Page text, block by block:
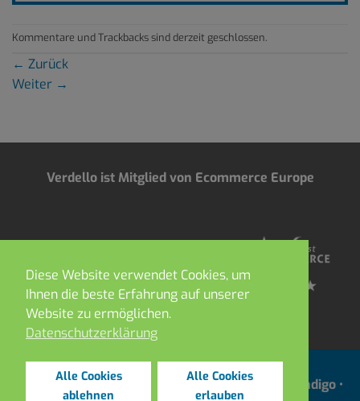
Kommentare und Trackbacks sind derzeit geschlossen.
← Zurück
Weiter →
Verdello ist Mitglied von Ecommerce Europe
Copyright 2021 ©DEPOT ROBIN •Webdesign by Indigo•
Diese Website verwendet Cookies, um
Ihnen die beste Erfahrung auf unserer
Website zu ermöglichen.
Datenschutzerklärung
Alle Cookies
ablehnen
Alle Cookies
erlauben